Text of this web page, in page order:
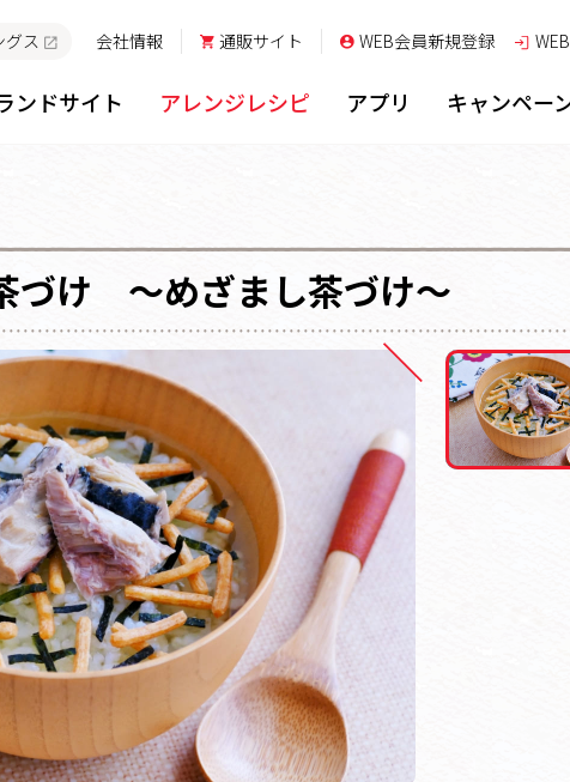
グス 会社情報 通販サイト WEB会員新規登録
ンドサイト アレンジレシピ アプリ キャンペー
づけ ～めざまし茶づけ～